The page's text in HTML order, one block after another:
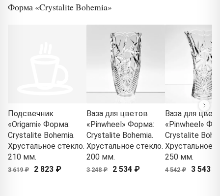
Форма «Crystalite Bohemia»
Подсвечник
«Origami» Форма:
Crystalite Bohemia.
Хрустальное стекло.
210 мм.
3 619 ₽ 2 823 ₽
Ваза для цветов
«Pinwheel» Форма:
Crystalite Bohemia.
Хрустальное стекло.
200 мм.
3 248 ₽ 2 534 ₽
Ваза для
«Pinwheel»
Crystalite
Хрустальное
250 мм.
4 542 ₽ 3 543 ₽